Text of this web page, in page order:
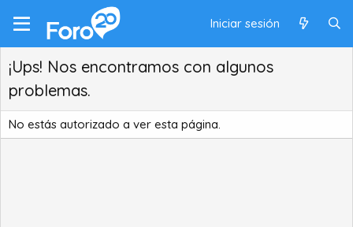
Iniciar sesión
¡Ups! Nos encontramos con algunos
problemas.
No estás autorizado a ver esta página.